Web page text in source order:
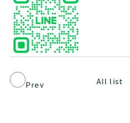
Prev All list